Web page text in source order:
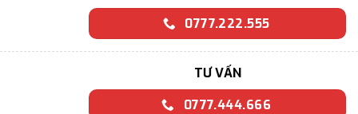
0777.222.555
TƯ VẤN
0777.444.666